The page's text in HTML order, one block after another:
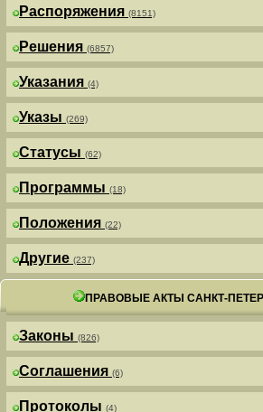
Распоряжения (8151)
Решения (6857)
Указания (4)
Указы (269)
Статусы (62)
Программы (18)
Положения (22)
Другие (237)
ПРАВОВЫЕ АКТЫ САНКТ-
Законы (826)
Соглашения (6)
Протоколы (4)